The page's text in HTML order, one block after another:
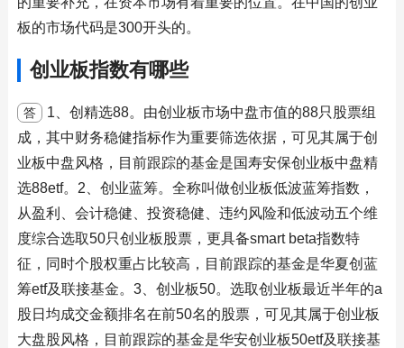
板的市场代码是300开头的。
创业板指数有哪些
答
1、创精选88。由创业板市场中盘市值的88只股票组
成，其中财务稳健指标作为重要筛选依据，可见其属于创
业板中盘风格，目前跟踪的基金是国寿安保创业板中盘精
选88etf。2、创业蓝筹。全称叫做创业板低波蓝筹指数，
从盈利、会计稳健、投资稳健、违约风险和低波动五个维
度综合选取50只创业板股票，更具备smart beta指数特
征，同时个股权重占比较高，目前跟踪的基金是华夏创蓝
筹etf及联接基金。3、创业板50。选取创业板最近半年的a
股日均成交金额排名在前50名的股票，可见其属于创业板
大盘股风格，目前跟踪的基金是华安创业板50etf及联接基